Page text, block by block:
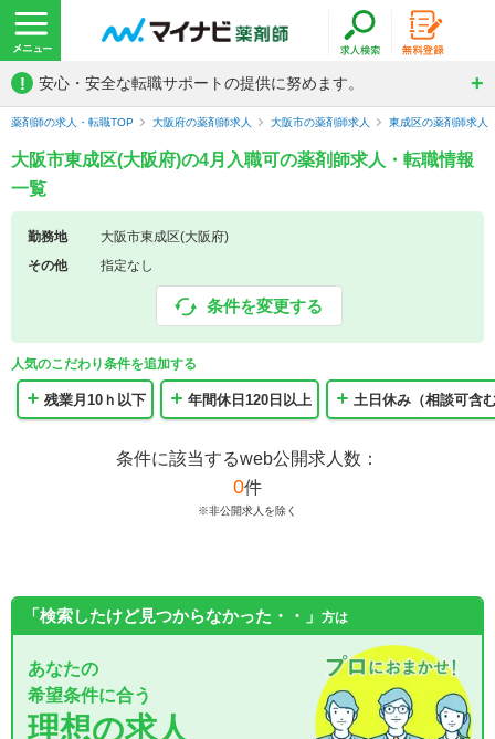
! 安心・安全な転職サポートの提供に努めます。
薬剤師の求人・転職TOP 大阪府の薬剤師求人 大阪市の薬剤師求人 東成区の薬剤師求人
大阪市東成区(大阪府)の4月入職可の薬剤師求人・転職情報
一覧
勤務地
大阪市東成区(大阪府)
その他
指定なし
条件を変更する
人気のこだわり条件を追加する
残業月10ｈ以下 年間休日120日以上 土日休み（相談可含
条件に該当するweb公開求人数：
0件
※非公開求人を除く
「検索したけど見つからなかった・・」 方は
あなたの
希望条件に合う
理想の求人